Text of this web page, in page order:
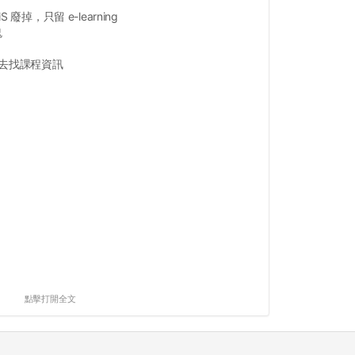
廢掉，只留 e-learning
找課程資訊
點擊打開全文